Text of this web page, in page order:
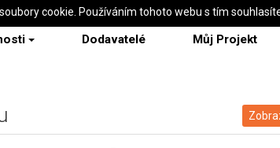
Dodavatelé Můj Projekt
cookie. Používáním tohoto webu s tím